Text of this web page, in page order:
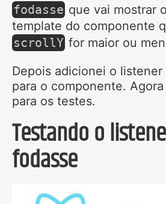
fodasse que vai mostrar
template do componente
scrollY for maior ou
Depois adicionei o
para o componente.
para os testes.
Testando o
fodasse